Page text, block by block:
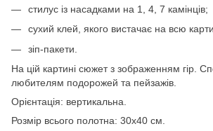
стилус із насадками на 1, 4, 7 камінців;
сухий клей, якого вистачає на всю
зіп-пакети.
На цій картині сюжет з зображенням гір.
любителям подорожей та пейзажів.
Орієнтація: вертикальна.
Розмір всього полотна: 30х40 см.